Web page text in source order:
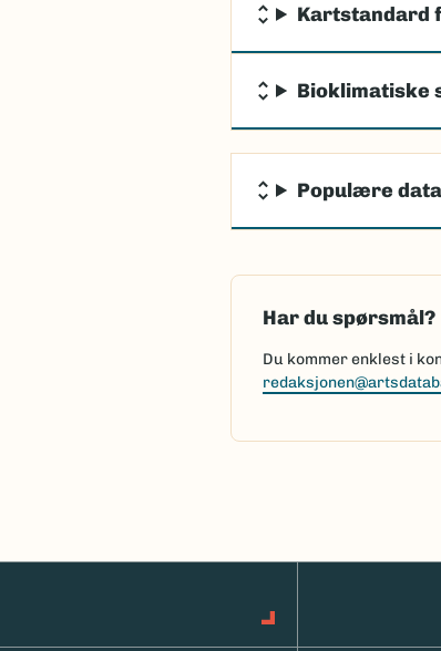
Kartstandard
Bioklimatiske
Populære
Har du spørsmål?
Du kommer enklest i